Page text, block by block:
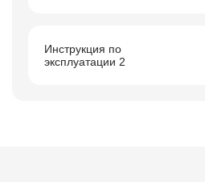
Инструкция по
эксплуатации 2